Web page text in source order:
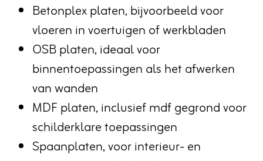
Betonplex platen, bijvoorbeeld voor
vloeren in voertuigen of werkbladen
OSB platen, ideaal voor
binnentoepassingen als het afwerken
van wanden
MDF platen, inclusief mdf gegrond voor
schilderklare toepassingen
Spaanplaten, voor interieur- en